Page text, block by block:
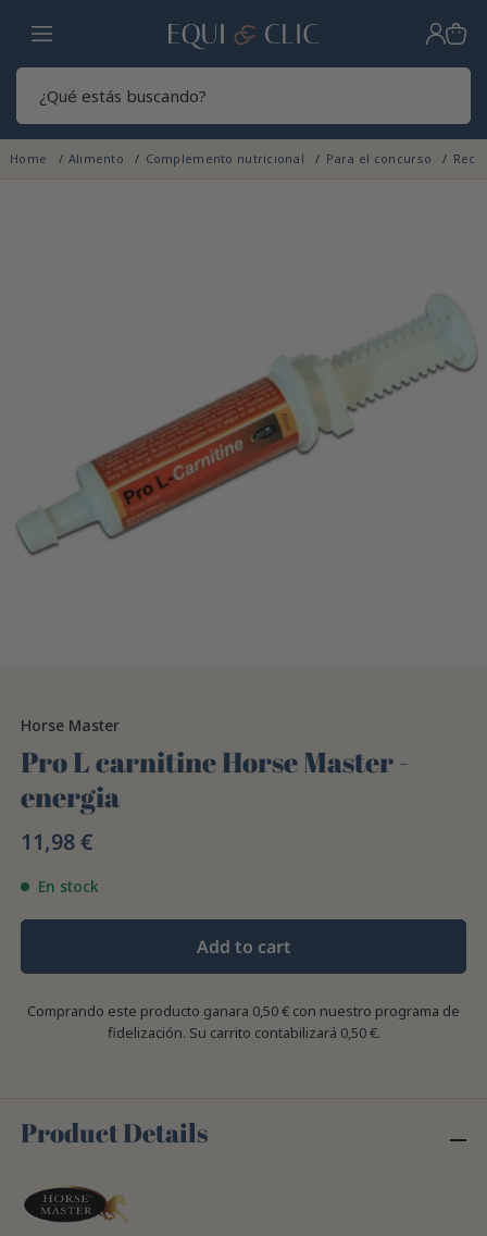
Hogar
Home Alimento Complemento nutricional Para el concurso
Horse Master
Pro L carnitine Horse Master -
energia
11,98 €
En stock
Add to cart
Comprando este producto ganara 0,50 € con nuestro programa de
fidelización. Su carrito contabilizará 0,50 €.
Product Details